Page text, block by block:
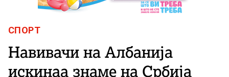
СПОРТ
Навивачи на Албанија
искинаа знаме на Србија